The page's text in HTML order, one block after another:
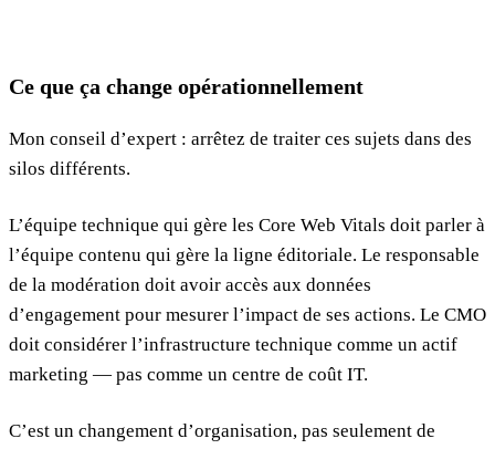
Ce que ça change opérationnellement
Mon conseil d’expert : arrêtez de traiter ces sujets dans des
silos différents.
L’équipe technique qui gère les Core Web Vitals doit parler à
l’équipe contenu qui gère la ligne éditoriale. Le responsable
de la modération doit avoir accès aux données
d’engagement pour mesurer l’impact de ses actions. Le CMO
doit considérer l’infrastructure technique comme un actif
marketing — pas comme un centre de coût IT.
C’est un changement d’organisation, pas seulement de